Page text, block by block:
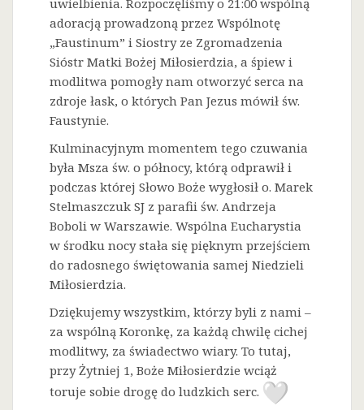
uwielbienia. Rozpoczęliśmy o 21:00 wspólną
adoracją prowadzoną przez Wspólnotę
„Faustinum” i Siostry ze Zgromadzenia
Sióstr Matki Bożej Miłosierdzia, a śpiew i
modlitwa pomogły nam otworzyć serca na
zdroje łask, o których Pan Jezus mówił św.
Faustynie.
Kulminacyjnym momentem tego czuwania
była Msza św. o północy, którą odprawił i
podczas której Słowo Boże wygłosił o. Marek
Stelmaszczuk SJ z parafii św. Andrzeja
Boboli w Warszawie. Wspólna Eucharystia
w środku nocy stała się pięknym przejściem
do radosnego świętowania samej Niedzieli
Miłosierdzia.
Dziękujemy wszystkim, którzy byli z nami –
za wspólną Koronkę, za każdą chwilę cichej
modlitwy, za świadectwo wiary. To tutaj,
przy Żytniej 1, Boże Miłosierdzie wciąż
toruje sobie drogę do ludzkich serc.